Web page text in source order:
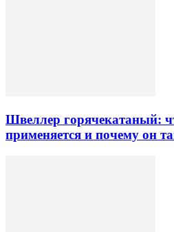
Швеллер горячекатаный:
применяется и почему он